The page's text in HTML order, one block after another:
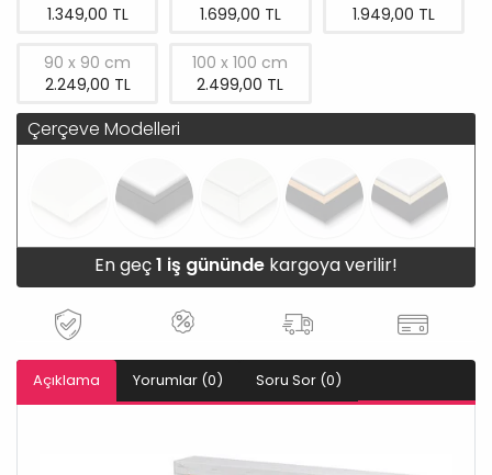
1.349,00 TL
1.699,00 TL
1.949,00 TL
90 x 90 cm
2.249,00 TL
100 x 100 cm
2.499,00 TL
Çerçeve Modelleri
En geç1 iş gününde kargoya verilir!
Açıklama Yorumlar (0) Soru Sor (0)